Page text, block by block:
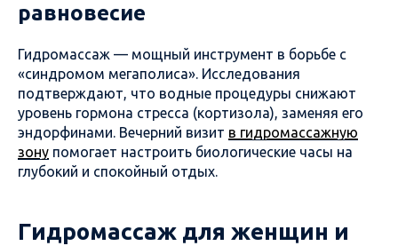
равновесие
Гидромассаж — мощный инструмент в борьбе с
«синдромом мегаполиса». Исследования
подтверждают, что водные процедуры снижают
уровень гормона стресса (кортизола), заменяя его
эндорфинами. Вечерний визит в гидромассажную
зону помогает настроить биологические часы на
глубокий и спокойный отдых.
Гидромассаж для женщин и